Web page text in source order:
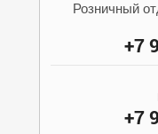
Розничный
+7
+7